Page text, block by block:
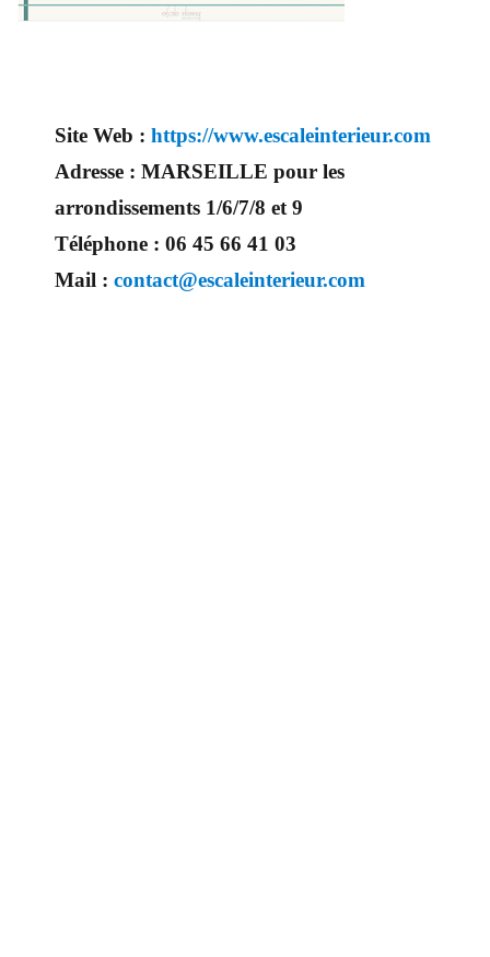
Site Web : https://www.escaleinterieur.com
Adresse : MARSEILLE pour les
arrondissements 1/6/7/8 et 9
Téléphone : 06 45 66 41 03
Mail : contact@escaleinterieur.com